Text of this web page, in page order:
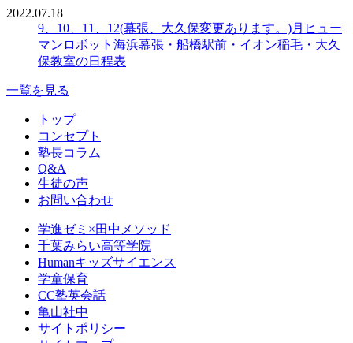
2022.07.18
9、10、11、12(幕張、大久保変更あります。)月ヒュー
マンロボット海浜幕張・船橋駅前・イオン稲毛・大久
保教室の日程表
一覧を見る
トップ
コンセプト
塾長コラム
Q&A
生徒の声
お問い合わせ
学進ゼミ×田中メソッド
千葉みらい高等学院
Humanキッズサイエンス
学童保育
CC塾英会話
亀山社中
サイトポリシー